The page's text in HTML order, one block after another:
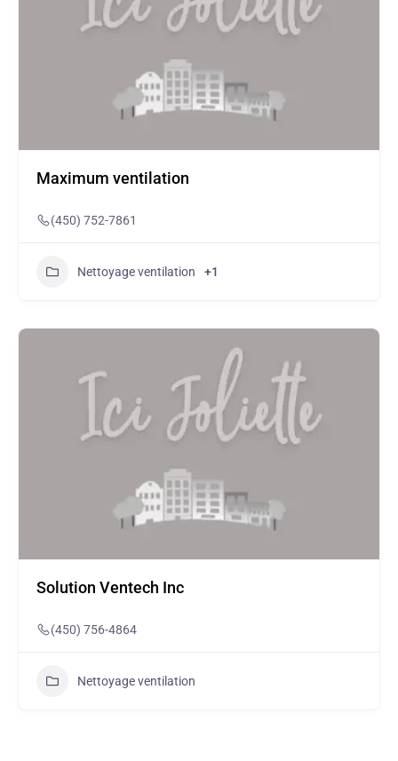
Maximum ventilation
(450) 752-7861
Nettoyage ventilation +1
Solution Ventech Inc
(450) 756-4864
Nettoyage ventilation